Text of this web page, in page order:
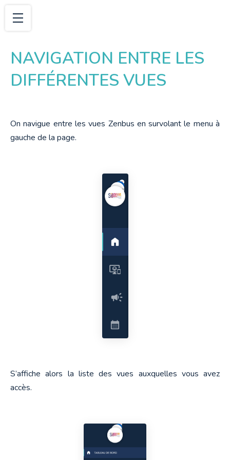
NAVIGATION ENTRE LES
DIFFÉRENTES VUES
On navigue entre les vues Zenbus en survolant le menu à
gauche de la page.
S’affiche alors la liste des vues auxquelles vous avez
accès.